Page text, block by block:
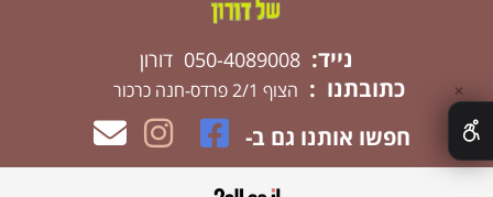
נייד: 050-4089008 דורון
כתובתנו : הצוף 2/1 פרדס-חנה כרכור
חפשו אותנו גם ב-
✕